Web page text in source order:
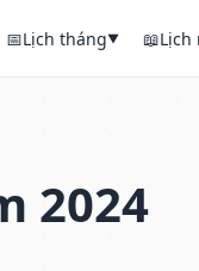
📅Lịch tháng▼ 📖Lịch
2024